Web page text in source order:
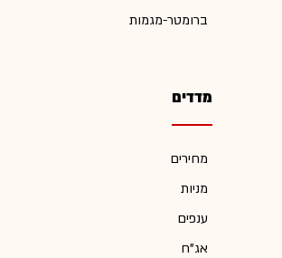
ברומטר-מגמות
מדדים
מחירים
מניות
ענפים
אג"ח